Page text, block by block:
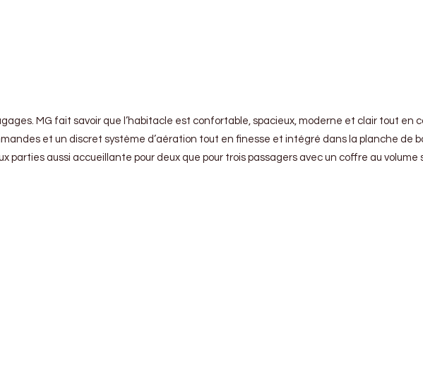
MG fait savoir que l’habitacle est confortable, spacieux, moderne et clair
et un discret système d’aération tout en finesse et intégré dans la planche
aussi accueillante pour deux que pour trois passagers avec un coffre au